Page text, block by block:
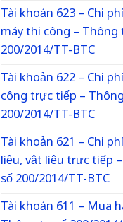
Tài khoản 623 – Chi
máy thi công –
200/2014/TT-BTC
Tài khoản 622 – Chi
công trực tiếp –
200/2014/TT-BTC
Tài khoản 621 – Chi
liệu, vật liệu trực tiếp
số 200/2014/TT-BTC
Tài khoản 611 – Mua